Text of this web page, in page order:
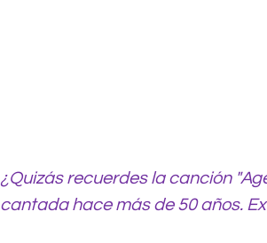
¿Quizás recuerdes la canción
cantada hace más de 50 años.